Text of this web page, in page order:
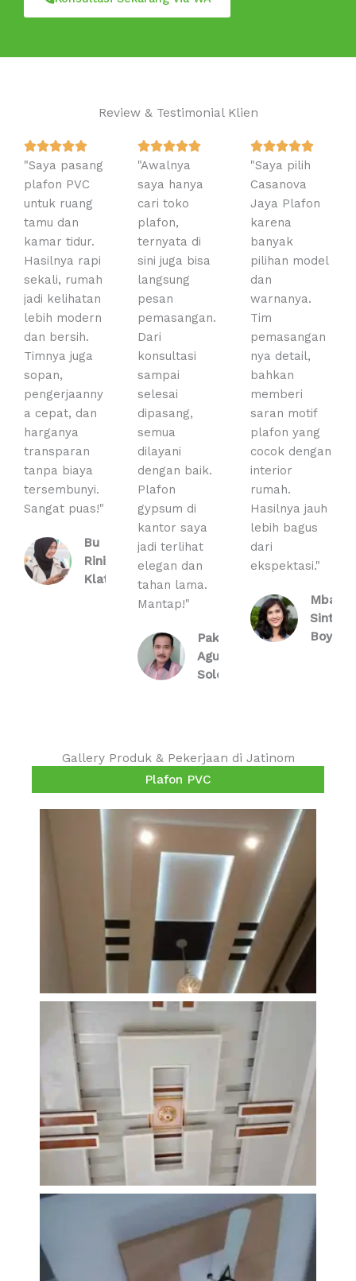
Review & Testimonial Klien
R
a
t
e
5
o
u
t
o
5
"Saya pasang
plafon PVC
untuk ruang
tamu dan
kamar tidur.
Hasilnya rapi
sekali, rumah
jadi kelihatan
lebih modern
dan bersih.
Timnya juga
sopan,
pengerjaanny
a cepat, dan
harganya
transparan
tanpa biaya
tersembunyi.
Sangat puas!"
Bu
Rini,
Klaten
R
t
5
o
o
"Awalnya
saya hanya
cari toko
plafon,
ternyata di
sini juga bisa
langsung
pesan
pemasangan.
Dari
konsultasi
sampai
selesai
dipasang,
semua
dilayani
dengan baik.
Plafon
gypsum di
kantor saya
jadi terlihat
elegan dan
tahan lama.
Mantap!"
Pak
Agus,
Solo
R
e
o
f
"Saya pilih
Casanova
Jaya Plafon
karena
banyak
pilihan model
dan
warnanya.
Tim
pemasangan
nya detail,
bahkan
memberi
saran motif
plafon yang
cocok dengan
interior
rumah.
Hasilnya jauh
lebih bagus
dari
ekspektasi."
Mbak
Sinta,
Gallery Produk & Pekerjaan di Jatinom
Plafon PVC